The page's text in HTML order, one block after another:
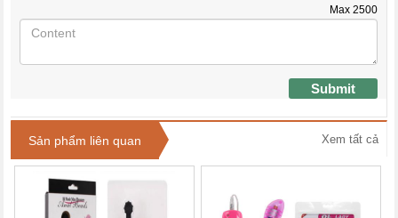
Max 2500
Submit
Sản phẩm liên quan Xem tất cả